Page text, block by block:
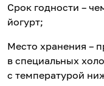
Срок годности –
йогурт;
Место хранения –
в специальных
с температурой